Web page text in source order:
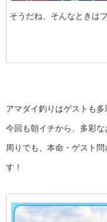
そうだね、そんなときは
アマダイ釣りはゲストも多
今回も朝イチから、多彩な
周りでも、本命・ゲスト
す！